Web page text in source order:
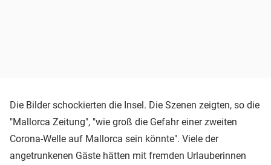
Die Bilder schockierten die Insel. Die Szenen zeigten, so die
"Mallorca Zeitung", "wie groß die Gefahr einer zweiten
Corona-Welle auf Mallorca sein könnte". Viele der
angetrunkenen Gäste hätten mit fremden Urlauberinnen